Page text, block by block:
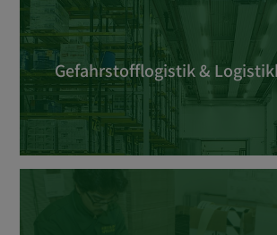
Gefahrstofflogistik &